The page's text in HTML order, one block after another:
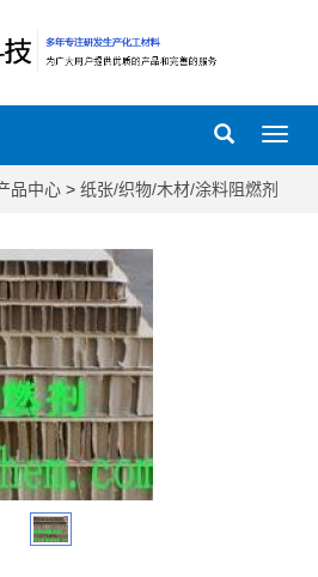
导
菜
品中心 > 纸张/织物/木材/涂料阻燃剂